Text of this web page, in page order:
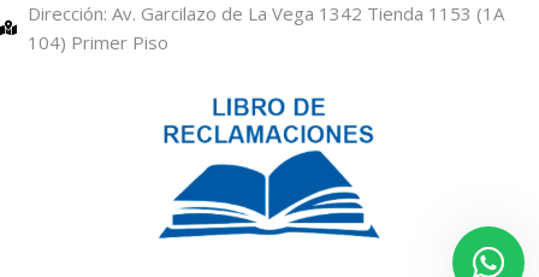
Dirección: Av. Garcilazo de La Vega 1342 Tienda 1153 (1A
104) Primer Piso